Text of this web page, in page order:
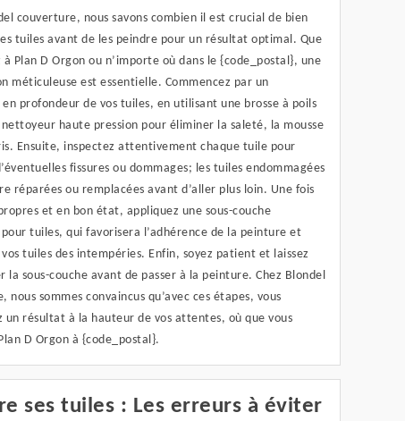
couverture, nous savons combien il est crucial de bien
tuiles avant de les peindre pour un résultat optimal. Que
à Plan D Orgon ou n’importe où dans le {code_postal}, une
méticuleuse est essentielle. Commencez par un
profondeur de vos tuiles, en utilisant une brosse à poils
haute pression pour éliminer la saleté, la mousse
Ensuite, inspectez attentivement chaque tuile pour
fissures ou dommages; les tuiles endommagées
réparées ou remplacées avant d’aller plus loin. Une fois
et en bon état, appliquez une sous-couche
tuiles, qui favorisera l’adhérence de la peinture et
tuiles des intempéries. Enfin, soyez patient et laissez
la sous-couche avant de passer à la peinture. Chez Blondel
nous sommes convaincus qu’avec ces étapes, vous
un résultat à la hauteur de vos attentes, où que vous
D Orgon à {code_postal}.
ses tuiles : Les erreurs à éviter